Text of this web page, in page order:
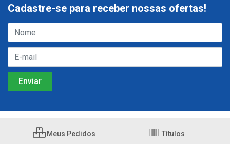
Cadastre-se para receber nossas ofertas!
Meus Pedidos Títulos